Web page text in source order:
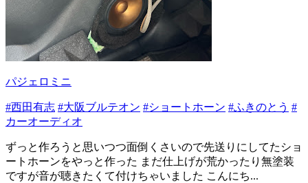
パジェロミニ
#西田有志 #大阪ブルテオン #ショートホーン #ふきのとう #
カーオーディオ
ずっと作ろうと思いつつ面倒くさいので先送りにしてたショ
ートホーンをやっと作った まだ仕上げが荒かったり無塗装
ですが音が聴きたくて付けちゃいました こんにち...